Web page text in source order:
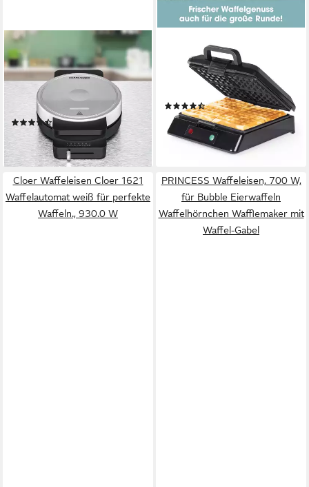
Waffeleisen WA 850, 850 W,
Herzform à 17,5 cm Ø,
stufenlose
Temperaturregelung
(35)
62,97 €
leider ausverkauft
GOURMETMAXX
Waffeleisen 4 Waffeln
Antihaftbeschichtung, 1200
W, Belgische Waffel
(15)
49,99 € UVP59,99 €
-17%
lieferbar - in 2-3 Werktagen bei dir
Cloer Waffeleisen Cloer 1621
Waffelautomat weiß für perfekte
Waffeln., 930.0 W
PRINCESS Waffeleisen, 700 W,
für Bubble Eierwaffeln
Waffelhörnchen Wafflemaker mit
Waffel-Gabel